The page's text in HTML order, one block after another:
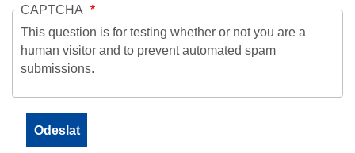
CAPTCHA
This question is for testing whether or not you are a
human visitor and to prevent automated spam
submissions.